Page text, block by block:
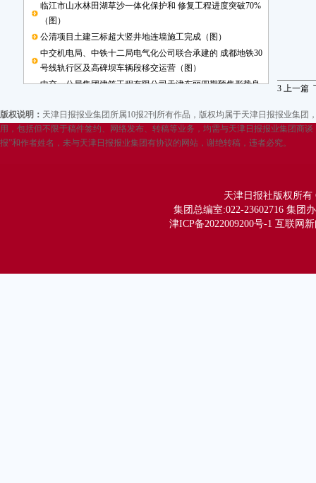
临江市山水林田湖草沙一体化保护和 修复工程进度突破70%
（图）
公清项目土建三标超大竖井地连墙施工完成（图）
中交机电局、中铁十二局电气化公司联合承建的 成都地铁30
号线轨行区及高碑坝车辆段移交运营（图）
中交一公局集团建筑工程有限公司天津东丽四期预售形势良
敬告用户
3 上一篇
版权说明： 天津日报报业集团所属10报2刊所有作品，版权均属于天津日报报业集
用，包括但不限于稿件签约、网络发布、转稿等业务，均需与天津日报报业集团商
报”和作者姓名，未与天津日报报业集团有协议的网站，谢绝转稿，违者必究。
天津日报社版权所有
集团总编室:022-23602716 集团
津ICP备2022009200号-1 互联网